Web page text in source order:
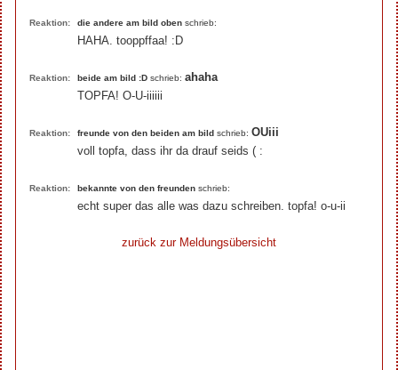
Reaktion: die andere am bild oben schrieb:
HAHA. tooppffaa! :D
Reaktion: beide am bild :D schrieb: ahaha
TOPFA! O-U-iiiiii
Reaktion: freunde von den beiden am bild schrieb: OUiii
voll topfa, dass ihr da drauf seids ( :
Reaktion: bekannte von den freunden schrieb:
echt super das alle was dazu schreiben. topfa! o-u-ii
zurück zur Meldungsübersicht